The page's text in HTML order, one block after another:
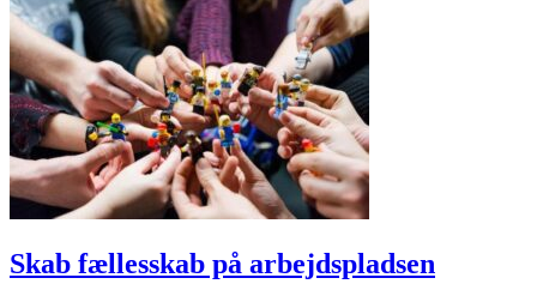
Skab fællesskab på arbejdspladsen